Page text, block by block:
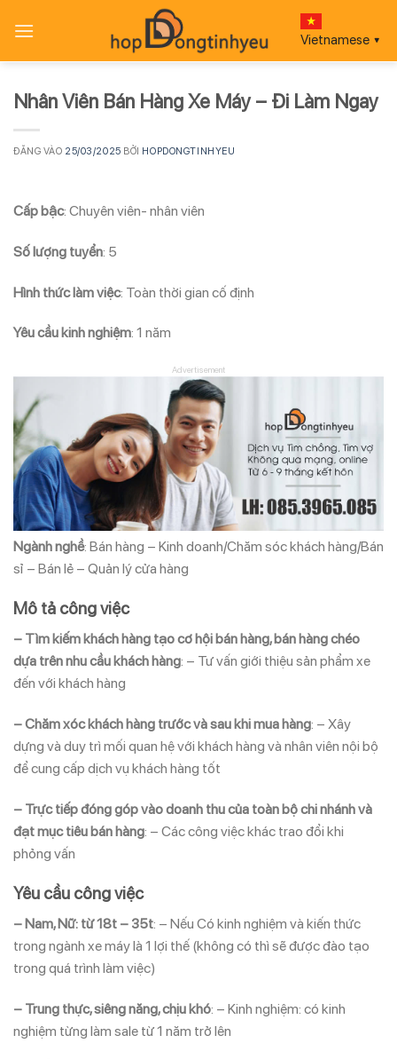
qua
Vietnamese ▼
Nhân Viên Bán Hàng Xe Máy – Đi Làm Ngay
ĐĂNG VÀO 25/03/2025 BỞI HOPDONGTINHYEU
Cấp bậc: Chuyên viên- nhân viên
Số lượng tuyển: 5
Hình thức làm việc: Toàn thời gian cố định
Yêu cầu kinh nghiệm: 1 năm
Advertisement
Ngành nghề: Bán hàng – Kinh doanh/Chăm sóc khách hàng/Bán
sỉ – Bán lẻ – Quản lý cửa hàng
Mô tả công việc
– Tìm kiếm khách hàng tạo cơ hội bán hàng, bán hàng chéo
dựa trên nhu cầu khách hàng: – Tư vấn giới thiệu sản phẩm xe
đến với khách hàng
– Chăm xóc khách hàng trước và sau khi mua hàng: – Xây
dựng và duy trì mối quan hệ với khách hàng và nhân viên nội bộ
để cung cấp dịch vụ khách hàng tốt
– Trực tiếp đóng góp vào doanh thu của toàn bộ chi nhánh và
đạt mục tiêu bán hàng: – Các công việc khác trao đổi khi
phỏng vấn
Yêu cầu công việc
– Nam, Nữ: từ 18t – 35t: – Nếu Có kinh nghiệm và kiến thức
trong ngành xe máy là 1 lợi thế (không có thì sẽ được đào tạo
trong quá trình làm việc)
– Trung thực, siêng năng, chịu khó: – Kinh nghiệm: có kinh
nghiệm từng làm sale từ 1 năm trở lên